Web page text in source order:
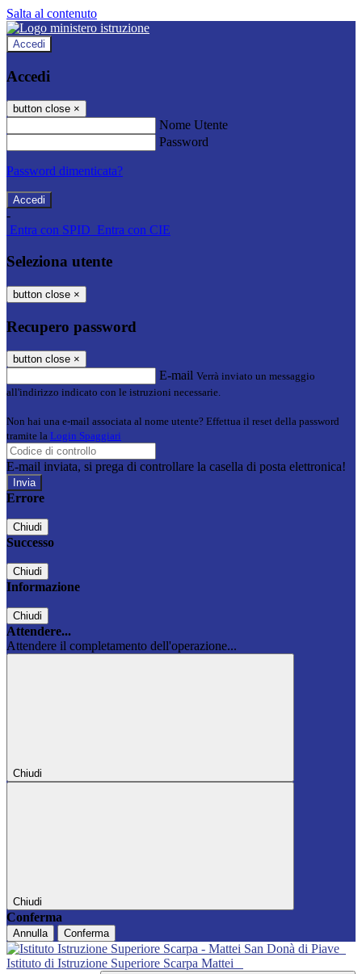
Salta al contenuto
Accedi
Accedi
button close ×
Nome Utente
Password
Password dimenticata?
-
Entra con SPID Entra con CIE
Seleziona utente
button close ×
Recupero password
button close ×
E-mail Verrà inviato un messaggio
all'indirizzo indicato con le istruzioni necessarie.
Non hai una e-mail associata al nome utente? Effettua il reset della password
tramite la Login Spaggiari
E-mail inviata, si prega di controllare la casella di posta elettronica!
Errore
Chiudi
Successo
Chiudi
Informazione
Chiudi
Attendere...
Attendere il completamento dell'operazione...
Chiudi
Chiudi
Conferma
Annulla Conferma
Istituto di Istruzione Superiore Scarpa Mattei